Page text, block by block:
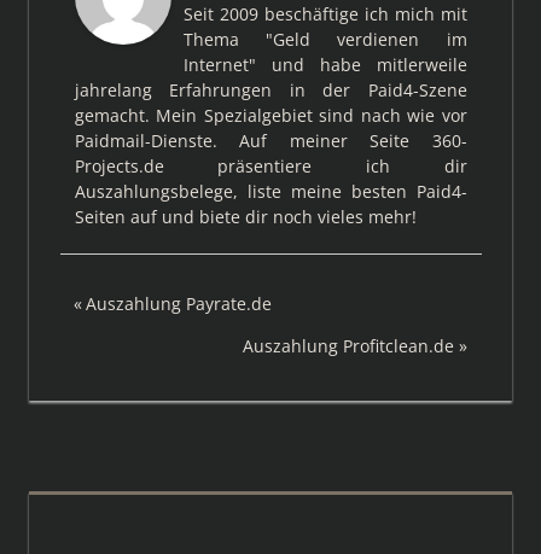
Seit 2009 beschäftige ich mich mit
Thema "Geld verdienen im
Internet" und habe mitlerweile
jahrelang Erfahrungen in der Paid4-Szene
gemacht. Mein Spezialgebiet sind nach wie vor
Paidmail-Dienste. Auf meiner Seite 360-
Projects.de präsentiere ich dir
Auszahlungsbelege, liste meine besten Paid4-
Seiten auf und biete dir noch vieles mehr!
Beitragsnavigation
Vorheriger
Auszahlung Payrate.de
Nächster
Auszahlung Profitclean.de